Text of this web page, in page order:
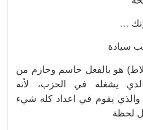
…
سيادة
هو بالفعل حاسم وحازم من
يشغله في الحزب، لأنه
والذي يقوم في اعداد كله شيء
لحظة